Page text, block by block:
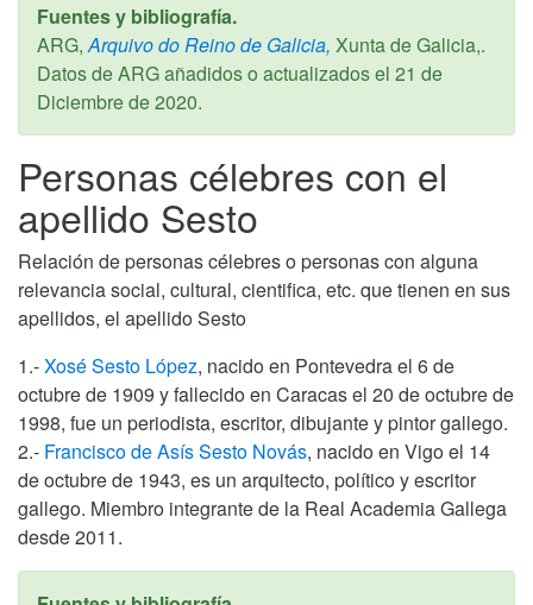
Fuentes y bibliografía.
ARG, Arquivo do Reino de Galicia, Xunta de Galicia,.
Datos de ARG añadidos o actualizados el 21 de
Diciembre de 2020.
Personas célebres con el
apellido Sesto
Relación de personas célebres o personas con alguna
relevancia social, cultural, cientifica, etc. que tienen en sus
apellidos, el apellido Sesto
1.-Xosé Sesto López, nacido en Pontevedra el 6 de
octubre de 1909 y fallecido en Caracas el 20 de octubre de
1998, fue un periodista, escritor, dibujante y pintor gallego.
2.- Francisco de Asís Sesto Novás, nacido en Vigo el 14
de octubre de 1943, es un arquitecto, político y escritor
gallego. Miembro integrante de la Real Academia Gallega
desde 2011.